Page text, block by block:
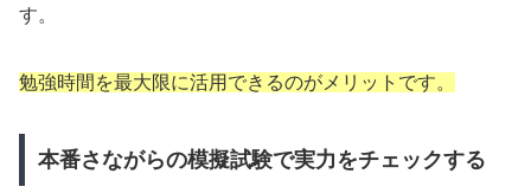
す。
勉強時間を最大限に活用できるのがメリットです。
本番さながらの模擬試験で実力をチェックする